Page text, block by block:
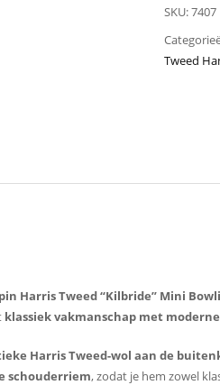
SKU:
Tweed
Harris Tweed “Kilbride” Mini
klassiek vakmanschap met
Harris Tweed-wol aan de
schouderriem, zodat je hem zowel